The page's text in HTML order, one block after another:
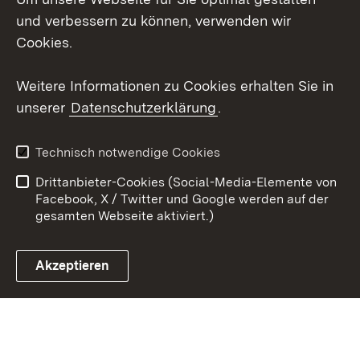
Link zum Landesportal
Barrierefreiheit
Benutzungshinweise
Impressum
Cookies
und verbessern zu können, verwenden wir
Cookies.
Weitere Informationen zu Cookies erhalten Sie in
unserer Datenschutzerklärung.
Technisch notwendige Cookies
Drittanbieter-Cookies (Social-Media-Elemente von
Facebook, X / Twitter und Google werden auf der
gesamten Webseite aktiviert.)
Akzeptieren